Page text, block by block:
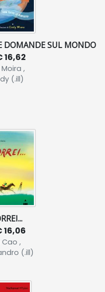
DOMANDE SUL MONDO
16,62
,
(.ill)
16,06
,
(.ill)